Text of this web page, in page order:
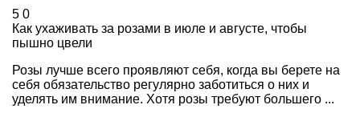
5 0
Как ухаживать за розами в июле и августе, чтобы
пышно цвели
Розы лучше всего проявляют себя, когда вы берете на
себя обязательство регулярно заботиться о них и
уделять им внимание. Хотя розы требуют большего ...